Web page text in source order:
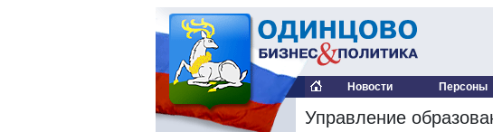
Новости Персоны
Управление